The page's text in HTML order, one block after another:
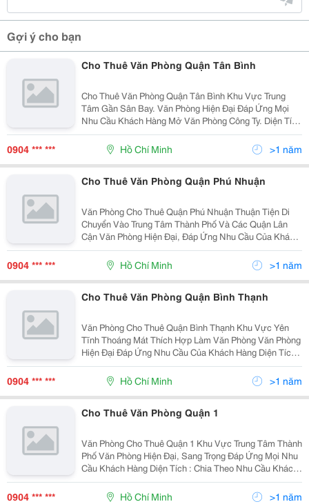
Gợi ý cho bạn
Cho Thuê Văn Phòng Quận Tân Bình
Cho Thuê Văn Phòng Quận Tân Bình Khu Vực Trung
Tâm Gần Sân Bay. Văn Phòng Hiện Đại Đáp Ứng Mọi
Nhu Cầu Khách Hàng Mở Văn Phòng Công Ty. Diện Tích
: Chia Theo Nhu Cầu Của Khách Hàng ( Từ 30M2 Đến
500M2 ). Giá Cho Thuê : Từ 8 Usd/M2 Đến 20 Usd
0904 *** *** Hồ Chí Minh >1 năm
Cho Thuê Văn Phòng Quận Phú Nhuận
Văn Phòng Cho Thuê Quận Phú Nhuận Thuận Tiện Di
Chuyển Vào Trung Tâm Thành Phố Và Các Quận Lân
Cận Văn Phòng Hiện Đại, Đáp Ứng Nhu Cầu Của Khách
Hàng Diện Tích : Chia Theo Tiện Ích Của Khách Hàng (
Từ 30 &Ndash; 200M2 ) Giá Cho Thuê : Từ 8 &
0904 *** *** Hồ Chí Minh >1 năm
Cho Thuê Văn Phòng Quận Bình Thạnh
Văn Phòng Cho Thuê Quận Bình Thạnh Khu Vực Yên
Tĩnh Thoáng Mát Thích Hợp Làm Văn Phòng Văn Phòng
Hiện Đại Đáp Ứng Nhu Cầu Của Khách Hàng Diện Tích :
Chia Theo Tiện Ích Khách Hàng ( Từ 40 &Ndash; 450M2
0904 *** *** Hồ Chí Minh >1 năm
Cho Thuê Văn Phòng Quận 1
Văn Phòng Cho Thuê Quận 1 Khu Vực Trung Tâm Thành
Phố Văn Phòng Hiện Đại, Sang Trọng Đáp Ứng Mọi Nhu
Cầu Khách Hàng Diện Tích : Chia Theo Nhu Cầu Khách
Hàng ( Từ 40 &Ndash; 300M2 ) Giá Thuê : Từ 14
&Ndash; 30Usd/M2 Đội Ngũ Nhân Viên Tư Vấ
0904 *** *** Hồ Chí Minh >1 năm